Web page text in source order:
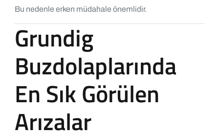
Bu nedenle erken müdahale önemlidir.
Grundig
Buzdolaplarında
En Sık Görülen
Arızalar